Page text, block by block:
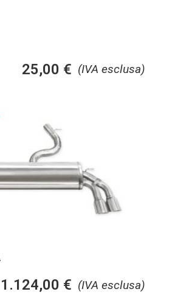
(IVA esclusa)
25,00 €
(IVA esclusa)
1.124,00 €